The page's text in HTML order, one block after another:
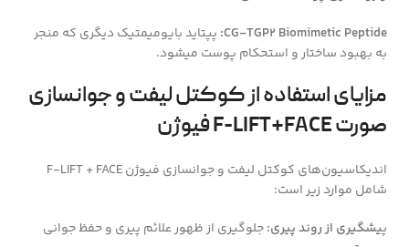
CG-TGP2 Biomimetic Peptide: پپتاید بایومیمتیک دیگری که منجر
به بهبود ساختار و استحکام پوست میشود.
مزایای استفاده از کوکتل لیفت و جوانسازی
صورت F-LIFT+FACE فیوژن
اندیکاسیون‌های کوکتل لیفت و جوانسازی فیوژن F-LIFT + FACE
شامل موارد زیر است:
پیشگیری از روند پیری:جلوگیری از ظهور علائم پیری و حفظ جوانی